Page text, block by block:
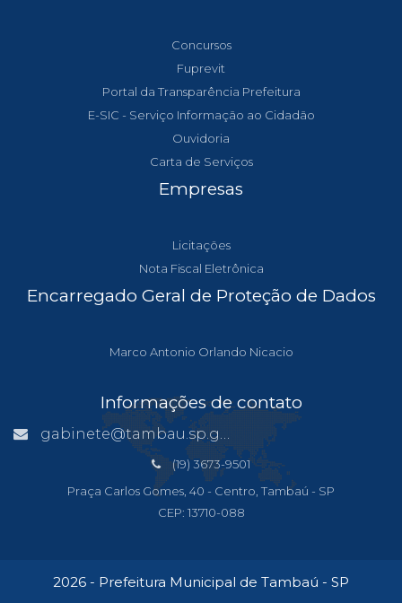
Concursos
Fuprevit
Portal da Transparência Prefeitura
E-SIC - Serviço Informação ao Cidadão
Ouvidoria
Carta de Serviços
Empresas
Licitações
Nota Fiscal Eletrônica
Encarregado Geral de Proteção de Dados
Marco Antonio Orlando Nicacio
Informações de contato
gabinete@tambau.sp.gov.br
(19) 3673-9501
Praça Carlos Gomes, 40 - Centro, Tambaú - SP
CEP: 13710-088
2026 - Prefeitura Municipal de Tambaú - SP